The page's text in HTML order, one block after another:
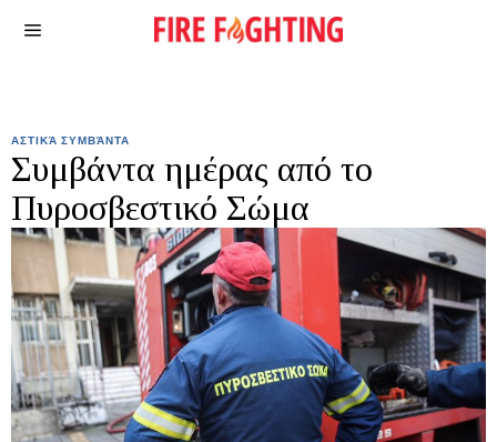
ΑΣΤΙΚΆ ΣΥΜΒΆΝΤΑ
Συμβάντα ημέρας από το
Πυροσβεστικό Σώμα